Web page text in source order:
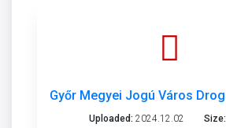
Uploaded: 2024.12.02 Size: